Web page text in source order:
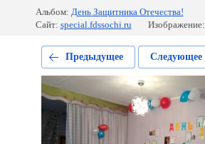
Альбом: День Защитника Отечества!
Сайт: special.fdssochi.ru
Предыдущее Следующее